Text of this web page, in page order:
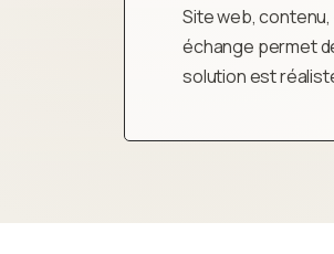
Site web, contenu,
échange permet
solution est